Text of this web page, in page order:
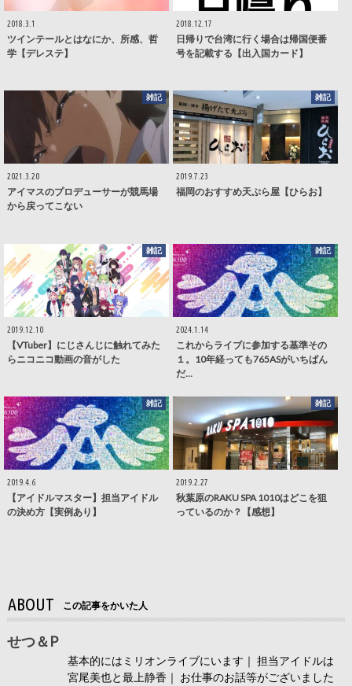
2018.3.1
ツインテールとはなにか、所感、哲
学【デレステ】
2018.12.17
日帰りで台湾に行く場合は帰国便番
号を記載する【出入国カード】
雑記
2021.3.20
アイマスのプロデューサーが競馬場
から戻ってこない
雑記
2019.7.23
福岡のおすすめ天ぷら屋【ひらお】
雑記
2019.12.10
【VTuber】にじさんじに触れてみた
らニコニコ動画の音がした
雑記
2024.1.14
これからライブに参加する基準その
１。10年経っても765ASがいちばん
だ…
雑記
2019.4.6
【アイドルマスター】担当アイドル
の決め方【実例あり】
雑記
2019.2.27
秋葉原のRAKU SPA 1010はどこを狙
っているのか？【感想】
ABOUT この記事をかいた人
せつ＆P
基本的にはミリオンライブにいます｜ 担当アイドルは
宮尾美也と最上静香｜ お仕事のお話等がございました